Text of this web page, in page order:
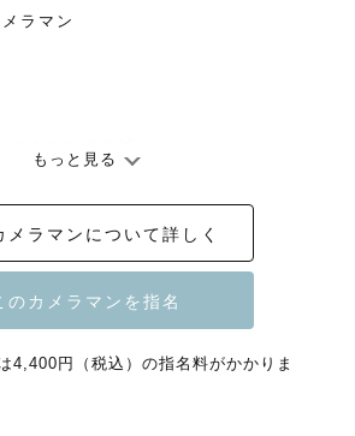
ラマン
、撮影は基本的に
おります。
の中に散りばめられた
てほしい、そんな思いを
っています。
もっと見る
メラマンについて詳しく
4,400円（税込）の指名料がかかりま